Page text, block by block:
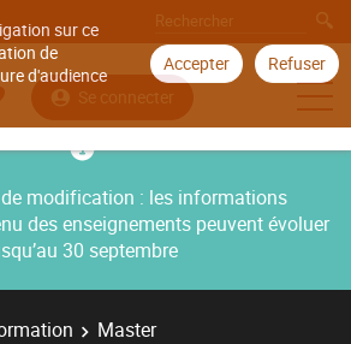
sur ce
de
d'audience
Accepter Refuser
Se connecter
modification : les informations
des enseignements peuvent évoluer
30 septembre
Master